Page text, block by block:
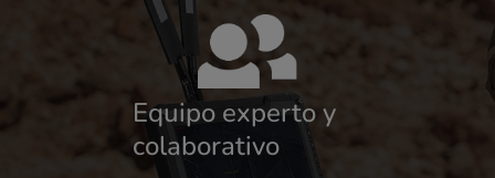
Equipo experto y
colaborativo